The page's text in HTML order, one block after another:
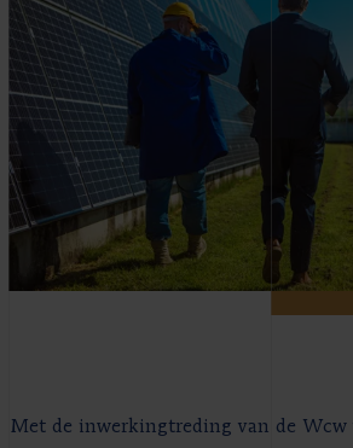
Met de inwerkingtreding van de Wcw